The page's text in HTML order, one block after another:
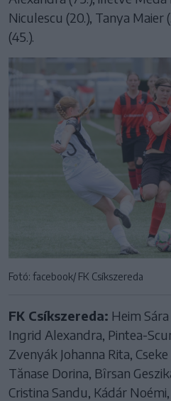
Niculescu (20.), Tanya Maier
(45.).
Fotó: facebook/ FK Csíkszereda
FK Csíkszereda: Heim
Ingrid Alexandra, Pintea-
Zvenyák Johanna Rita,
Tănase Dorina, Bîrsan
Cristina Sandu, Kádár